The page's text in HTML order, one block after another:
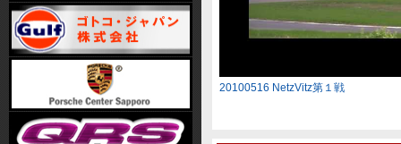
20100516 NetzVitz第１戦